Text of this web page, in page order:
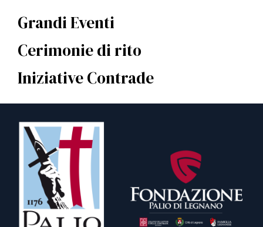
Grandi Eventi
Cerimonie di rito
Iniziative Contrade